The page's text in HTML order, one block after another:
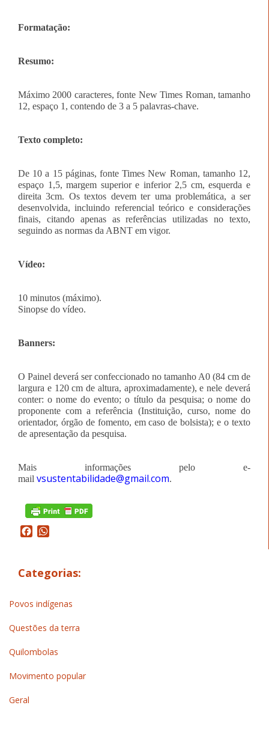
Formatação:
Resumo:
Máximo 2000 caracteres, fonte New Times Roman, tamanho
12, espaço 1, contendo de 3 a 5 palavras-chave.
Texto completo:
De 10 a 15 páginas, fonte Times New Roman, tamanho 12,
espaço 1,5, margem superior e inferior 2,5 cm, esquerda e
direita 3cm. Os textos devem ter uma problemática, a ser
desenvolvida, incluindo referencial teórico e considerações
finais, citando apenas as referências utilizadas no texto,
seguindo as normas da ABNT em vigor.
Vídeo:
10 minutos (máximo).
Sinopse do vídeo.
Banners:
O Painel deverá ser confeccionado no tamanho A0 (84 cm de
largura e 120 cm de altura, aproximadamente), e nele deverá
conter: o nome do evento; o título da pesquisa; o nome do
proponente com a referência (Instituição, curso, nome do
orientador, órgão de fomento, em caso de bolsista); e o texto
de apresentação da pesquisa.
Mais informações pelo e-
mail vsustentabilidade@gmail.com.
Facebook
Categorias:
Povos indígenas
Questões da terra
Quilombolas
Movimento popular
Geral